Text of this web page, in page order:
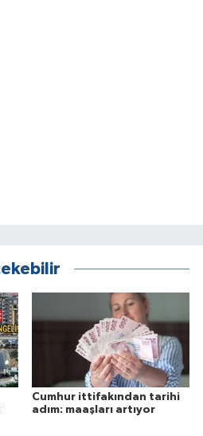
Cumhur ittifakından tarihi
adım: maaşları artıyor